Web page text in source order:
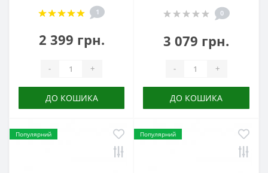
1
2 399 грн.
- +
ДО КОШИКА
0
3 079 грн.
- +
ДО КОШИКА
Популярний Популярний